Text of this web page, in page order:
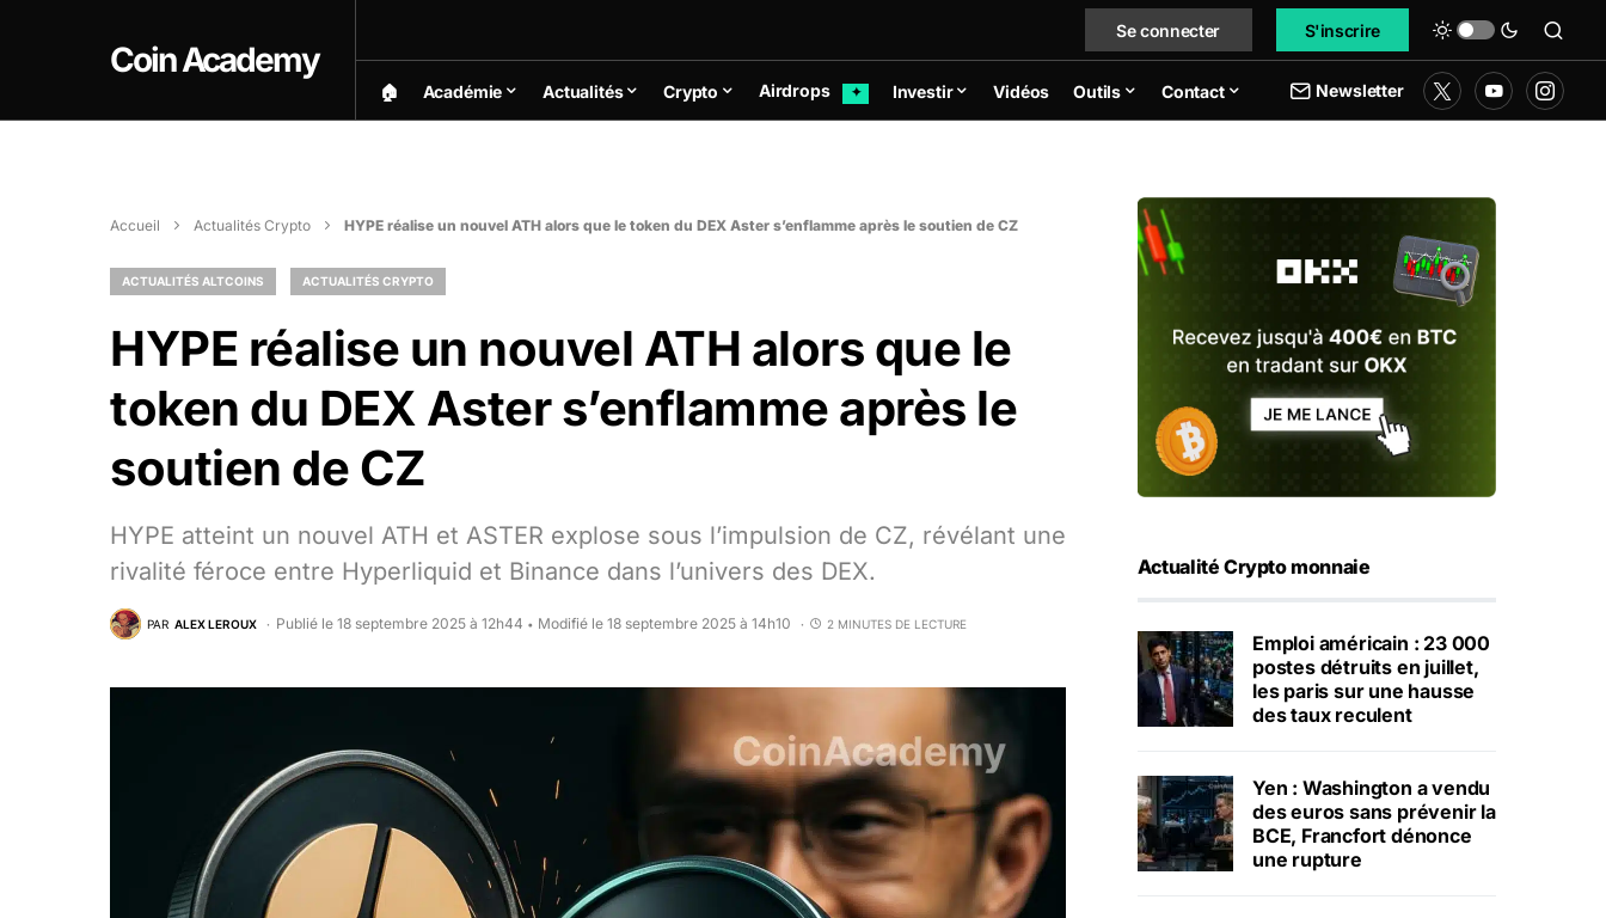
Coin Academy
Se connecter S'inscrire
🏠︎ Académie Actualités Crypto Airdrops ✦ Investir Vidéos Outils Contact Newsletter
Accueil Actualités Crypto HYPE réalise un nouvel ATH alors que le token du DEX Aster s’enflamme après le soutien de CZ
ACTUALITÉS ALTCOINS ACTUALITÉS CRYPTO
HYPE réalise un nouvel ATH alors que le
token du DEX Aster s’enflamme après le
soutien de CZ
HYPE atteint un nouvel ATH et ASTER explose sous l’impulsion de CZ, révélant une
rivalité féroce entre Hyperliquid et Binance dans l’univers des DEX.
PAR ALEX LEROUX Publié le 18 septembre 2025 à 12h44 • Modifié le 18 septembre 2025 à 14h10 2 MINUTES DE LECTURE
Actualité Crypto monnaie
Emploi américain : 23 000
postes détruits en juillet,
les paris sur une hausse
des taux reculent
Yen : Washington a vendu
des euros sans prévenir la
BCE, Francfort dénonce
une rupture